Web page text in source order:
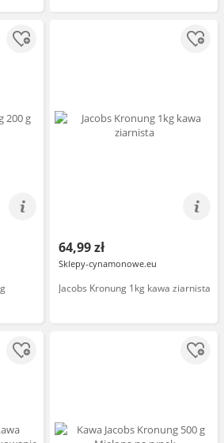
64,99 zł
Sklepy-cynamonowe.eu
Jacobs Kronung 1kg kawa ziarnista